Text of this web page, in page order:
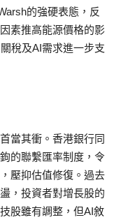
的強硬表態，反
素推高能源價格的影
稅及AI需求進一步支
當其衝。香港銀行同
的聯繫匯率制度，令
壓抑估值修復。過去
，投資者對增長股的
股雖有調整，但AI敘